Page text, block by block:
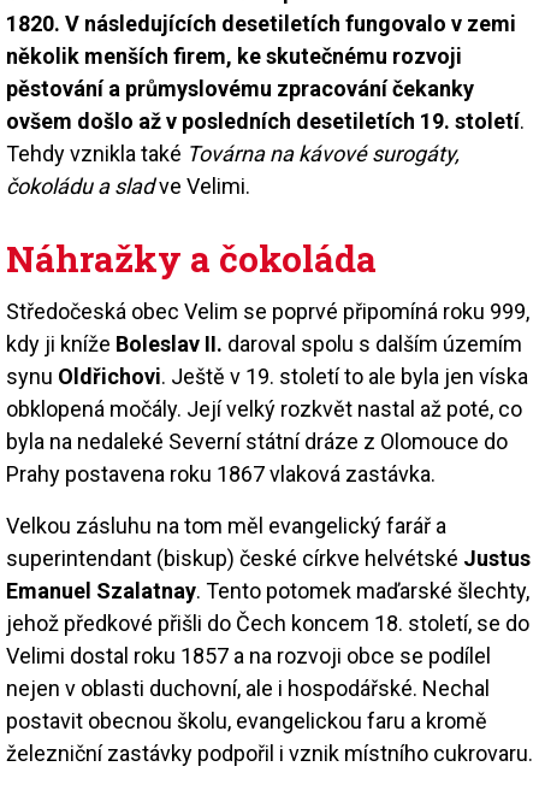
1820. V následujících desetiletích fungovalo v zemi
několik menších firem, ke skutečnému rozvoji
pěstování a průmyslovému zpracování čekanky
ovšem došlo až v posledních desetiletích 19. století.
Tehdy vznikla také Továrna na kávové surogáty,
čokoládu a sladve Velimi.
Náhražky a čokoláda
Středočeská obec Velim se poprvé připomíná roku 999,
kdy ji kníže Boleslav II. daroval spolu s dalším územím
synu Oldřichovi. Ještě v 19. století to ale byla jen víska
obklopená močály. Její velký rozkvět nastal až poté, co
byla na nedaleké Severní státní dráze z Olomouce do
Prahy postavena roku 1867 vlaková zastávka.
Velkou zásluhu na tom měl evangelický farář a
superintendant (biskup) české církve helvétské Justus
Emanuel Szalatnay. Tento potomek maďarské šlechty,
jehož předkové přišli do Čech koncem 18. století, se do
Velimi dostal roku 1857 a na rozvoji obce se podílel
nejen v oblasti duchovní, ale i hospodářské. Nechal
postavit obecnou školu, evangelickou faru a kromě
železniční zastávky podpořil i vznik místního cukrovaru.